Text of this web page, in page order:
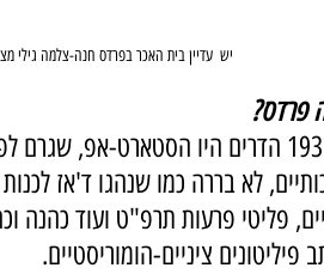
יש  עדיין בית האכר בפרדס חנה-צלמה גילי
פרדס?
כי ביישוב החדש שנולד ב-1931 הדרים היו
לא בררה כמו שנהגו ד'אז
פליטי פרעות תרפ"ט ועוד
ציניים-הומוריסטיים.